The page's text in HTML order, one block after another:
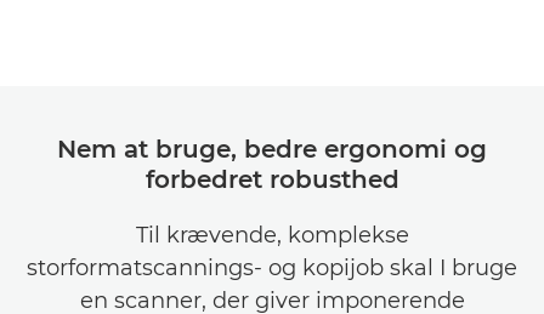
Nem at bruge, bedre ergonomi og
forbedret robusthed
Til krævende, komplekse
storformatscannings- og kopijob skal I bruge
en scanner, der giver imponerende